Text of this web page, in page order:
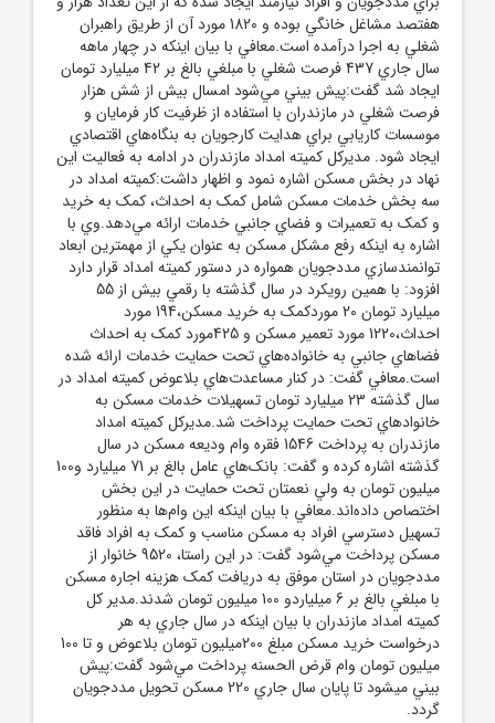
هفتصد مشاغل خانگي بوده و 1820 مورد آن از طريق راهبران
شغلي به اجرا درآمده است.معافي با بيان اينکه در چهار ماهه
سال جاري 437 فرصت شغلي با مبلغي بالغ بر 42 ميليارد تومان
ايجاد شد گفت:پيش بيني مي‌شود امسال بيش از شش هزار
فرصت شغلي در مازندران با استفاده از ظرفيت کار فرمايان و
موسسات کاريابي براي هدايت کارجويان به بنگاه‌هاي اقتصادي
ايجاد شود. مديرکل کميته امداد مازندران در ادامه به فعاليت اين
نهاد در بخش مسکن اشاره نمود و اظهار داشت:کميته امداد در
سه بخش خدمات مسکن شامل کمک به احداث، کمک به خريد
و کمک به تعميرات و فضاي جانبي خدمات ارائه مي‌دهد.وي با
اشاره به اينکه رفع مشکل مسکن به عنوان يکي از مهمترين ابعاد
توانمندسازي مددجويان همواره در دستور کميته امداد قرار دارد
افزود: با همين رويکرد در سال گذشته با رقمي بيش از 55
ميليارد تومان 20 موردکمک به خريد مسکن،194 مورد
احداث،1220 مورد تعمير مسکن و 425مورد کمک به احداث
فضاهاي جانبي به خانواده‌هاي تحت حمايت خدمات ارائه‌ شده
است.معافي گفت: در کنار مساعدت‌هاي بلاعوض کميته امداد در
سال گذشته 23 ميليارد تومان تسهيلات خدمات مسکن به
خانوادهاي تحت حمايت پرداخت شد.مديرکل کميته امداد
مازندران به پرداخت 1546 فقره وام وديعه مسکن در سال
گذشته اشاره کرده و گفت: بانک‌هاي عامل بالغ بر 71 ميليارد و100
ميليون تومان به ولي نعمتان تحت حمايت در اين بخش
اختصاص داده‌اند.معافي با بيان اينکه اين وام‌ها به منظور
تسهيل دسترسي افراد به مسکن مناسب و کمک به افراد فاقد
مسکن پرداخت مي‌شود گفت: در اين راستا، 9520 خانوار از
مددجويان در استان موفق به دريافت کمک هزينه اجاره مسکن
با مبلغي بالغ بر 6 ميلياردو 100 ميليون تومان شدند.مدير کل
کميته امداد مازندران با بيان اينکه در سال جاري به هر
درخواست خريد مسکن مبلغ 200ميليون تومان بلاعوض و تا 100
ميليون تومان وام قرض الحسنه پرداخت مي‌شود گفت:پيش
بيني ميشود تا پايان سال جاري 220 مسکن تحويل مددجويان
گردد.